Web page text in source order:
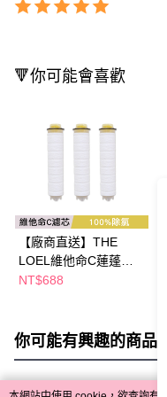
🔻你可能會喜歡
【廠商直送】THE
LOEL維他命C蓮蓬頭
濾芯(3入裝)
NT$688
你可能有興趣的商品